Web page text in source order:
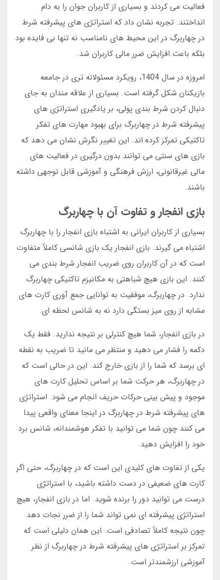
فعالیت می کردند و بسیاری از کاربران جوان را به دام
انداختند. تجربه نشان داد که استراتژی های پیشرفته شرط
در چهاربرگ در این محیط های نامناسب نه تنها بی فایده بود
بلکه باعث افزایش ضرر مالی کاربران شد.
امروزه در سال 1404، رویکرد مسئولانه تری در جامعه
بازیکنان شکل گرفته است. بسیاری از علاقه مندان به جای
دنبال کردن شرط بندی پولی، بر یادگیری استراتژی های
پیشرفته شرط در چهاربرگ برای بهبود مهارت های تفکر
تاکتیکی تمرکز کرده اند. این تغییر نگرش نشان می دهد که
بازی های سنتی می توانند بدون درگیری در فعالیت های
مالی غیرقانونی، ارزش فرهنگی و آموزشی قابل توجهی داشته
باشند.
بازی انفجار و تفاوت آن با چهاربرگ
بسیاری از کاربران ایرانی به اشتباه بازی انفجار را با چهاربرگ
اشتباه می گیرند. بازی انفجار یک بازی شانسی کاملاً متفاوت
است که در آن کاربران روی ضریب انفجار شرط بندی می
کنند. این بازی هیچ شباهتی به مکانیزم تاکتیکی چهاربرگ
ندارد. در چهاربرگ، موفقیت به توانایی جمع آوری کارت های
مشابه از روی میز بستگی دارد نه به شانس لحظه ای.
در بازی انفجار، شما هیچ کنترلی بر نتیجه ندارید. فقط یک
دکمه را فشار می دهید و منتظر می مانید تا ضریب به نقطه
ای برسد که شما را از بازی خارج کند. این در حالی است که
در چهاربرگ، هر حرکت شما بر اساس تحلیل کارت های
موجود و پیش بینی حرکات حریف انجام می شود. استراتژی
های پیشرفته شرط در چهاربرگ در اینجا معنای واقعی پیدا
می کنند چون شما می توانید با تفکر هوشمندانه، شانس برد
خود را افزایش دهید.
یکی از تفاوت های کلیدی این است که در چهاربرگ، حتی اگر
کارت های ضعیفی در دست داشته باشید، با استراتژی
درست می توانید دور را برنده شوید. اما در بازی انفجار، هیچ
استراتژی پیشرفته ای نمی تواند شما را از ضرر نجات دهد
چون نتیجه کاملاً تصادفی است. این همان دلیلی است که
تمرکز بر استراتژی های پیشرفته شرط در چهاربرگ از نظر
آموزشی ارزشمندتر است.